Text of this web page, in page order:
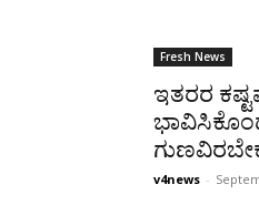
Fresh News
ಇತರರ
v4news -